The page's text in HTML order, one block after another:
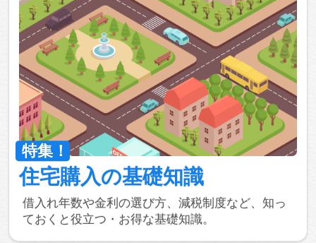
住宅購入の基礎知識
借入れ年数や金利の選び方、減税制度など、知っ
ておくと役立つ・お得な基礎知識。